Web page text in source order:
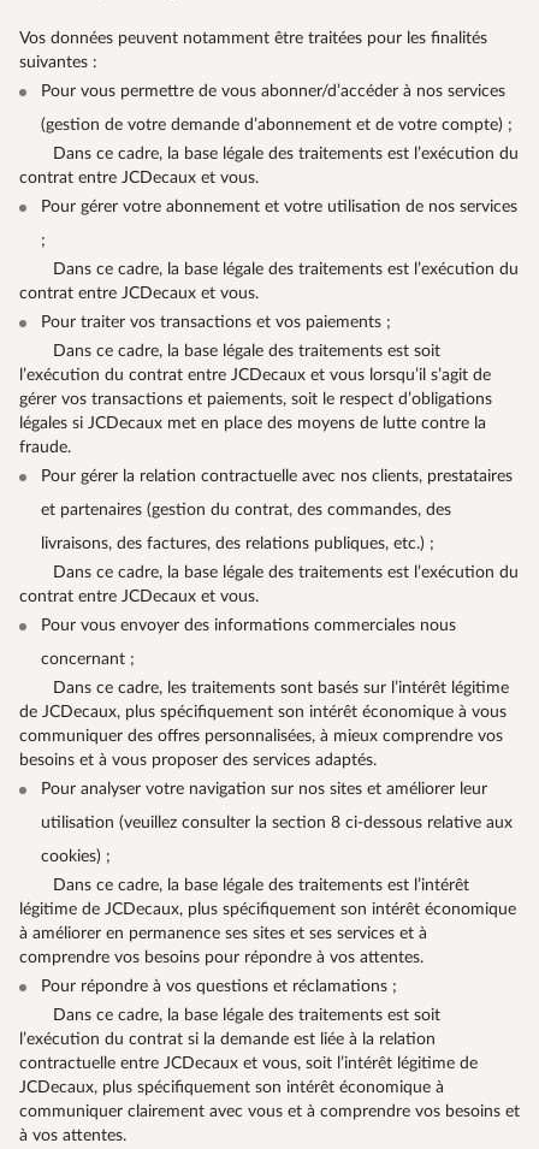
Vos données peuvent notamment être traitées pour les finalités
suivantes :
Pour vous permettre de vous abonner/d’accéder à nos services
(gestion de votre demande d’abonnement et de votre compte) ;
Dans ce cadre, la base légale des traitements est l’exécution du
contrat entre JCDecaux et vous.
Pour gérer votre abonnement et votre utilisation de nos services
;
Dans ce cadre, la base légale des traitements est l’exécution du
contrat entre JCDecaux et vous.
Pour traiter vos transactions et vos paiements ;
Dans ce cadre, la base légale des traitements est soit
l’exécution du contrat entre JCDecaux et vous lorsqu’il s’agit de
gérer vos transactions et paiements, soit le respect d’obligations
légales si JCDecaux met en place des moyens de lutte contre la
fraude.
Pour gérer la relation contractuelle avec nos clients, prestataires
et partenaires (gestion du contrat, des commandes, des
livraisons, des factures, des relations publiques, etc.) ;
Dans ce cadre, la base légale des traitements est l’exécution du
contrat entre JCDecaux et vous.
Pour vous envoyer des informations commerciales nous
concernant ;
Dans ce cadre, les traitements sont basés sur l’intérêt légitime
de JCDecaux, plus spécifiquement son intérêt économique à vous
communiquer des offres personnalisées, à mieux comprendre vos
besoins et à vous proposer des services adaptés.
Pour analyser votre navigation sur nos sites et améliorer leur
utilisation (veuillez consulter la section 8 ci-dessous relative aux
cookies) ;
Dans ce cadre, la base légale des traitements est l’intérêt
légitime de JCDecaux, plus spécifiquement son intérêt économique
à améliorer en permanence ses sites et ses services et à
comprendre vos besoins pour répondre à vos attentes.
Pour répondre à vos questions et réclamations ;
Dans ce cadre, la base légale des traitements est soit
l’exécution du contrat si la demande est liée à la relation
contractuelle entre JCDecaux et vous, soit l’intérêt légitime de
JCDecaux, plus spécifiquement son intérêt économique à
communiquer clairement avec vous et à comprendre vos besoins et
à vos attentes.